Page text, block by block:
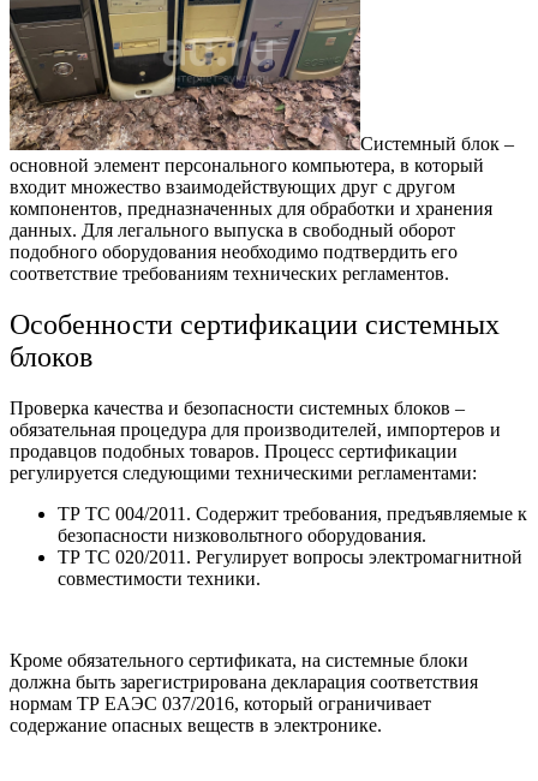
Системный блок –
основной элемент персонального компьютера, в который
входит множество взаимодействующих друг с другом
компонентов, предназначенных для обработки и хранения
данных. Для легального выпуска в свободный оборот
подобного оборудования необходимо подтвердить его
соответствие требованиям технических регламентов.
Особенности сертификации системных
блоков
Проверка качества и безопасности системных блоков –
обязательная процедура для производителей, импортеров и
продавцов подобных товаров. Процесс сертификации
регулируется следующими техническими регламентами:
ТР ТС 004/2011. Содержит требования, предъявляемые к
безопасности низковольтного оборудования.
ТР ТС 020/2011. Регулирует вопросы электромагнитной
совместимости техники.
Кроме обязательного сертификата, на системные блоки
должна быть зарегистрирована декларация соответствия
нормам ТР ЕАЭС 037/2016, который ограничивает
содержание опасных веществ в электронике.